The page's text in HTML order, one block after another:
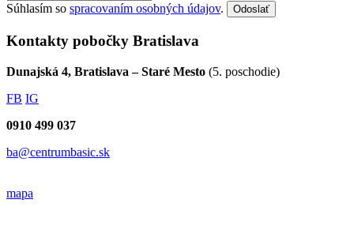
Súhlasím so spracovaním osobných údajov. Odoslať
Kontakty pobočky Bratislava
Dunajská 4, Bratislava – Staré Mesto (5. poschodie)
FB IG
0910 499 037
ba@centrumbasic.sk
mapa